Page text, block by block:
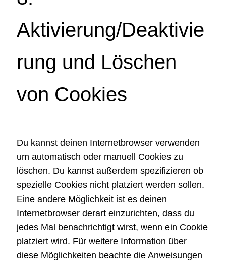
Aktivierung/Deaktivie
rung und Löschen
von Cookies
Du kannst deinen Internetbrowser verwenden
um automatisch oder manuell Cookies zu
löschen. Du kannst außerdem spezifizieren ob
spezielle Cookies nicht platziert werden sollen.
Eine andere Möglichkeit ist es deinen
Internetbrowser derart einzurichten, dass du
jedes Mal benachrichtigt wirst, wenn ein Cookie
platziert wird. Für weitere Information über
diese Möglichkeiten beachte die Anweisungen